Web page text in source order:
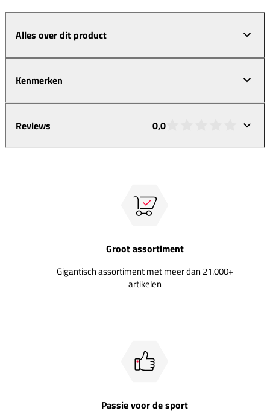
Alles over dit product
Kenmerken
Reviews 0,0
Groot assortiment
Gigantisch assortiment met meer dan 21.000+
artikelen
Passie voor de sport